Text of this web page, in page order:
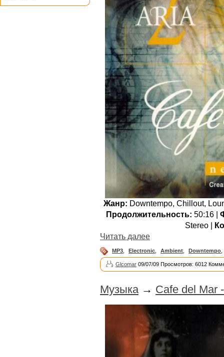
Жанр: Downtempo, Chillout,
Продолжительность: 50:16 |
Stereo |
Читать далее
MP3 Electronic Ambient Downtempo
Glcomar 09/07/09 Просмотров: 6012
Музыка→ Cafe del Mar